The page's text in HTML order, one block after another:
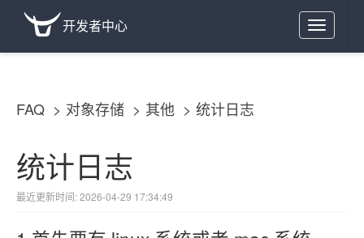
Toggle
navigation
开发者中心
FAQ 对象存储 其他 统计日志
统计日志
最近更新时间: 2026-04-29 17:34:49